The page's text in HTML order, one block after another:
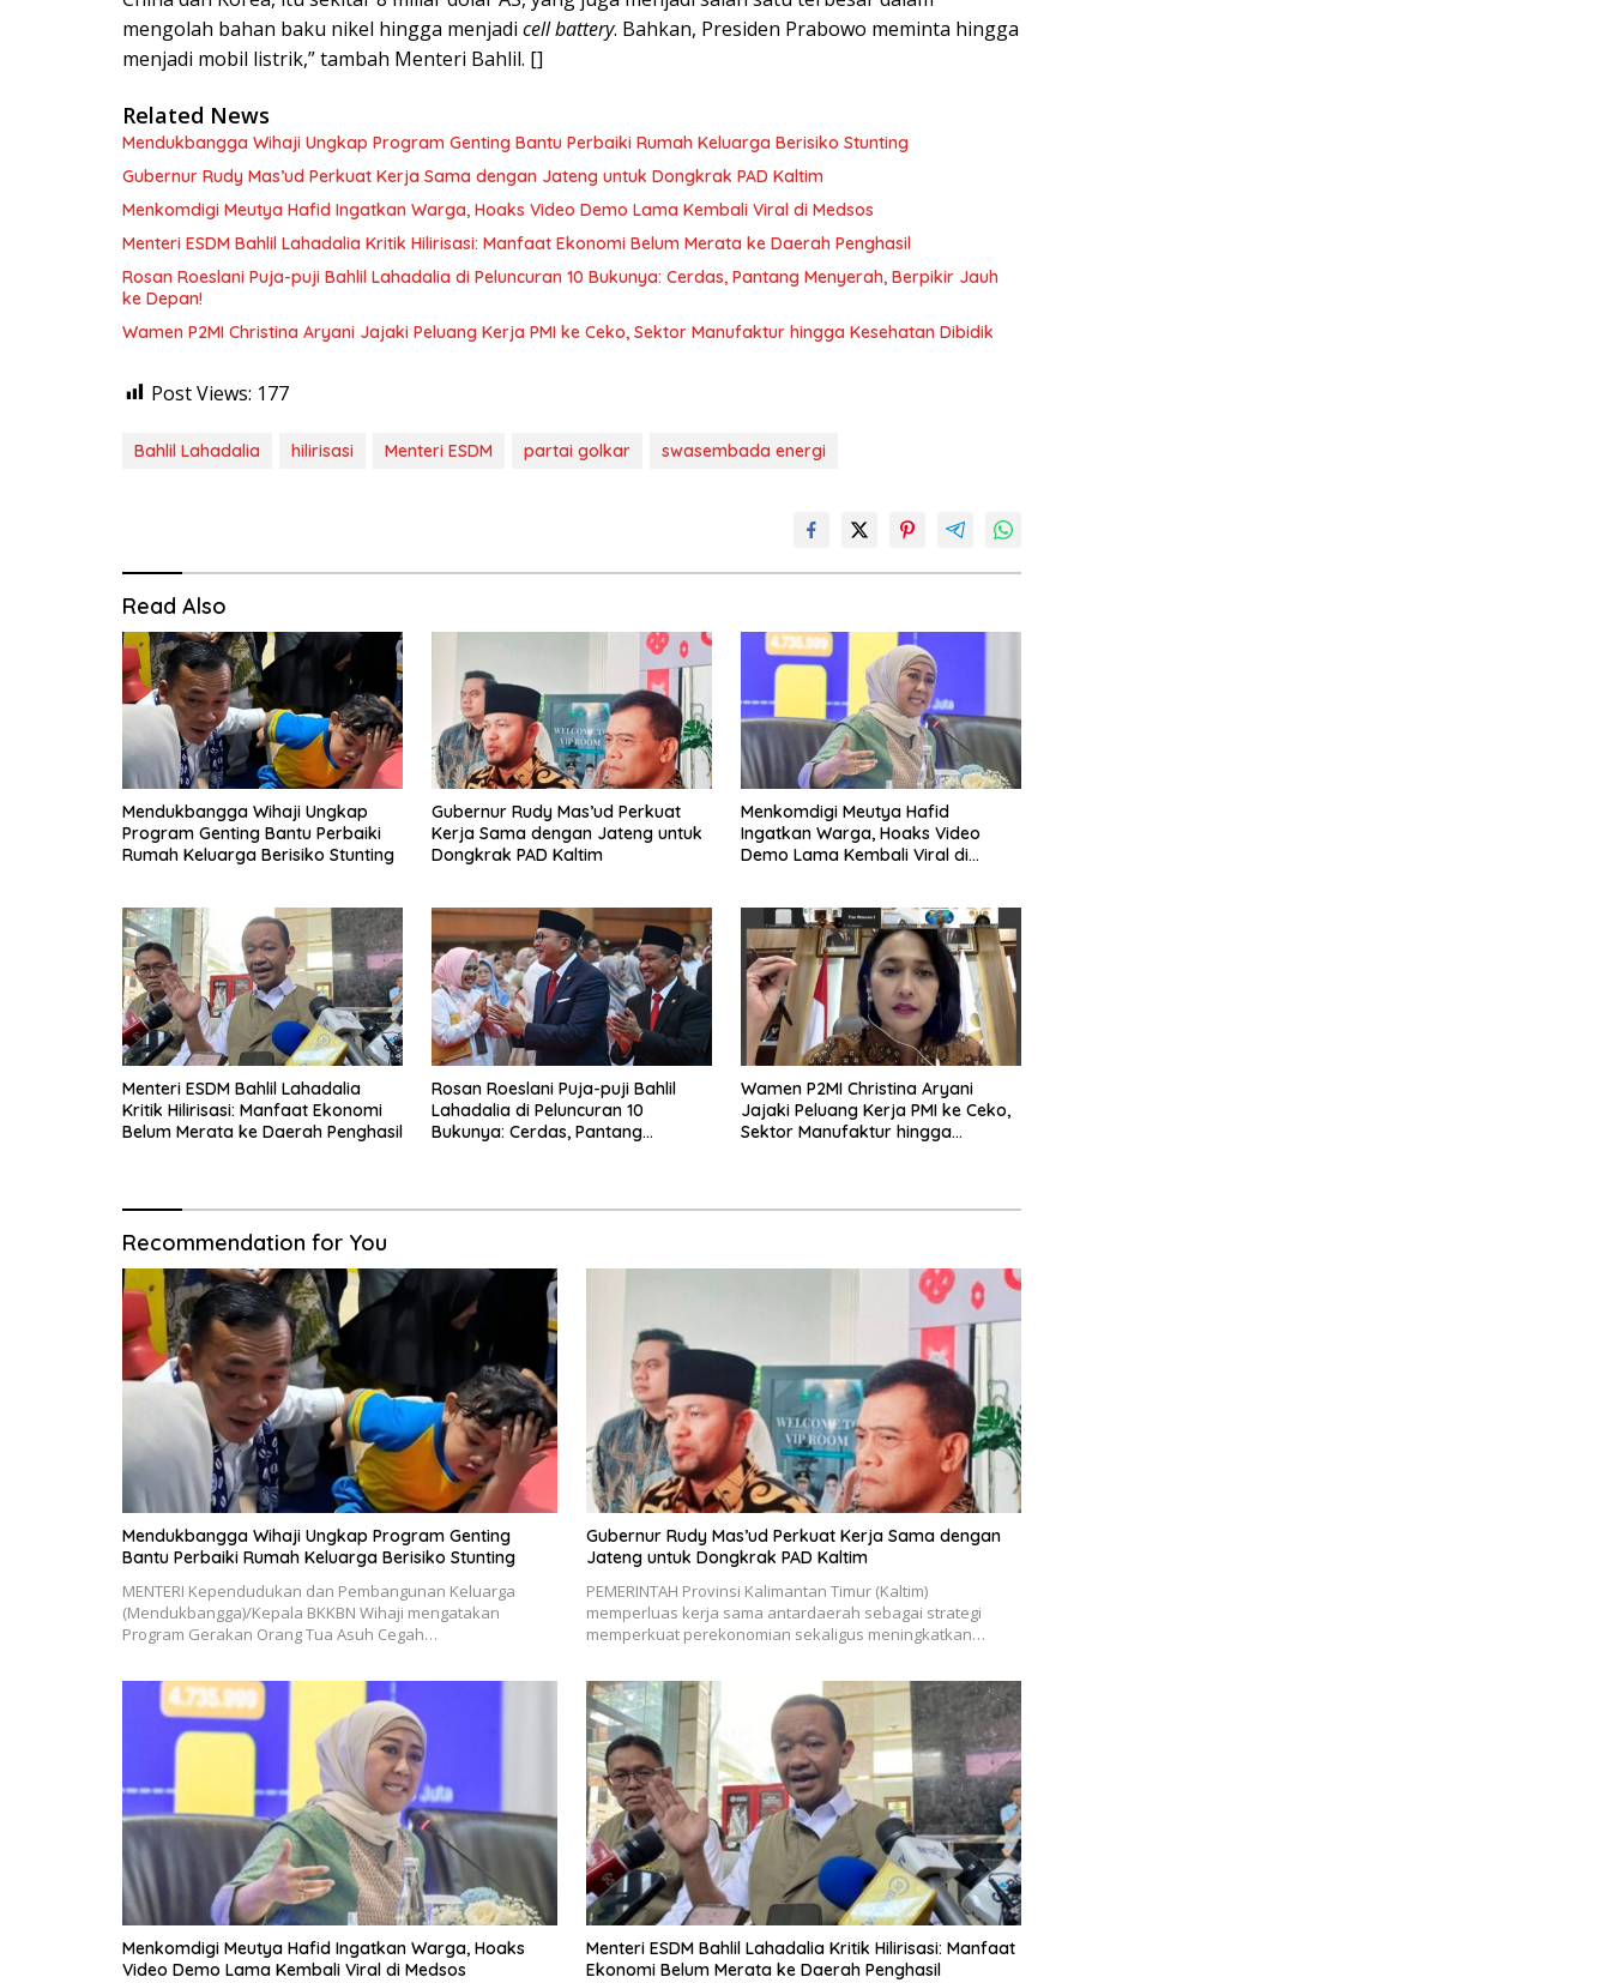
mengolah bahan baku nikel hingga menjadi cell battery. Bahkan, Presiden Prabowo meminta hingga
menjadi mobil listrik,” tambah Menteri Bahlil. []
Related News
Mendukbangga Wihaji Ungkap Program Genting Bantu Perbaiki Rumah Keluarga Berisiko Stunting
Gubernur Rudy Mas’ud Perkuat Kerja Sama dengan Jateng untuk Dongkrak PAD Kaltim
Menkomdigi Meutya Hafid Ingatkan Warga, Hoaks Video Demo Lama Kembali Viral di Medsos
Menteri ESDM Bahlil Lahadalia Kritik Hilirisasi: Manfaat Ekonomi Belum Merata ke Daerah Penghasil
Rosan Roeslani Puja-puji Bahlil Lahadalia di Peluncuran 10 Bukunya: Cerdas, Pantang Menyerah, Berpikir Jauh
ke Depan!
Wamen P2MI Christina Aryani Jajaki Peluang Kerja PMI ke Ceko, Sektor Manufaktur hingga Kesehatan Dibidik
Post Views: 177
Bahlil Lahadalia hilirisasi Menteri ESDM partai golkar swasembada energi
Read Also
Mendukbangga Wihaji Ungkap
Program Genting Bantu Perbaiki
Rumah Keluarga Berisiko Stunting
Gubernur Rudy Mas’ud Perkuat
Kerja Sama dengan Jateng untuk
Dongkrak PAD Kaltim
Menkomdigi Meutya Hafid
Ingatkan Warga, Hoaks Video
Demo Lama Kembali Viral di
Menteri ESDM Bahlil Lahadalia
Kritik Hilirisasi: Manfaat Ekonomi
Belum Merata ke Daerah Penghasil
Rosan Roeslani Puja-puji Bahlil
Lahadalia di Peluncuran 10
Bukunya: Cerdas, Pantang
Wamen P2MI Christina Aryani
Jajaki Peluang Kerja PMI ke Ceko,
Sektor Manufaktur hingga
Recommendation for You
Mendukbangga Wihaji Ungkap Program Genting
Bantu Perbaiki Rumah Keluarga Berisiko Stunting
MENTERI Kependudukan dan Pembangunan Keluarga
(Mendukbangga)/Kepala BKKBN Wihaji mengatakan
Program Gerakan Orang Tua Asuh Cegah…
Gubernur Rudy Mas’ud Perkuat Kerja Sama dengan
Jateng untuk Dongkrak PAD Kaltim
PEMERINTAH Provinsi Kalimantan Timur (Kaltim)
memperluas kerja sama antardaerah sebagai strategi
memperkuat perekonomian sekaligus meningkatkan…
Menkomdigi Meutya Hafid Ingatkan Warga, Hoaks
Video Demo Lama Kembali Viral di Medsos
Menteri ESDM Bahlil Lahadalia Kritik Hilirisasi: Manfaat
Ekonomi Belum Merata ke Daerah Penghasil